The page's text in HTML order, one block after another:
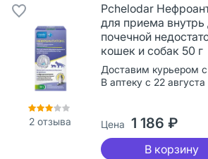
2 отзыва
Pchelodar
для приема внутрь
почечной
кошек и собак 50 г
Доставим курьером с
В аптеку с 22 августа
Цена 1 186 ₽
В корзину